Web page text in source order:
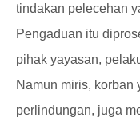
tindakan pelecehan
Pengaduan itu
pihak yayasan,
Namun miris, korban
perlindungan, juga